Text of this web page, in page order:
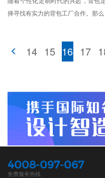
择寻找有实力的背包工厂合作。那么
14 15 16 17
4008-097-067
免费服务热线